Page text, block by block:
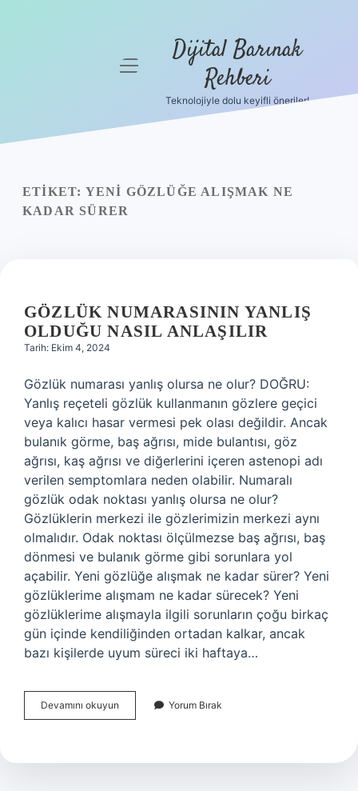
Yasal Uyarı
menüyü
Dijital Barınak
Rehberi
Teknolojiyle dolu keyifli öneriler!
ETIKET: YENI GÖZLÜĞE ALIŞMAK NE
KADAR SÜRER
GÖZLÜK NUMARASININ YANLIŞ
OLDUĞU NASIL ANLAŞILIR
Tarih: Ekim 4, 2024
Gözlük numarası yanlış olursa ne olur? DOĞRU:
Yanlış reçeteli gözlük kullanmanın gözlere geçici
veya kalıcı hasar vermesi pek olası değildir. Ancak
bulanık görme, baş ağrısı, mide bulantısı, göz
ağrısı, kaş ağrısı ve diğerlerini içeren astenopi adı
verilen semptomlara neden olabilir. Numaralı
gözlük odak noktası yanlış olursa ne olur?
Gözlüklerin merkezi ile gözlerimizin merkezi aynı
olmalıdır. Odak noktası ölçülmezse baş ağrısı, baş
dönmesi ve bulanık görme gibi sorunlara yol
açabilir. Yeni gözlüğe alışmak ne kadar sürer? Yeni
gözlüklerime alışmam ne kadar sürecek? Yeni
gözlüklerime alışmayla ilgili sorunların çoğu birkaç
gün içinde kendiliğinden ortadan kalkar, ancak
bazı kişilerde uyum süreci iki haftaya…
Devamını okuyun
Numarasının
Nasıl
Yorum Bırak